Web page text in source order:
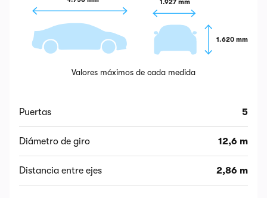
1.927 mm
1.620 mm
Valores máximos de cada medida
Puertas 5
Diámetro de giro 12,6 m
Distancia entre ejes 2,86 m